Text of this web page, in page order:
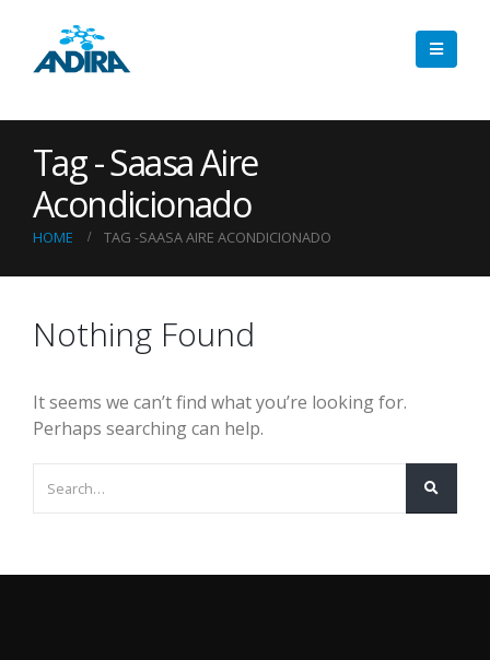
Tag - Saasa Aire
Acondicionado
HOME TAG -SAASA AIRE ACONDICIONADO
Nothing Found
It seems we can’t find what you’re looking for.
Perhaps searching can help.